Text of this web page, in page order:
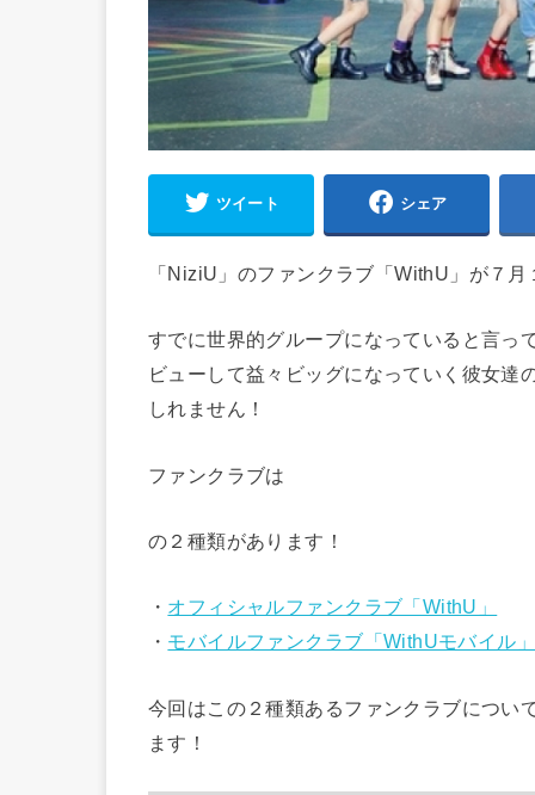
ツイート シェア
「NiziU」のファンクラブ「WithU」が７
すでに世界的グループになっていると言っ
ビューして益々ビッグになっていく彼女達
しれません！
ファンクラブは
の２種類があります！
・ オフィシャルファンクラブ「WithU」
・ モバイルファンクラブ「WithUモバイル
今回はこの２種類あるファンクラブについ
ます！